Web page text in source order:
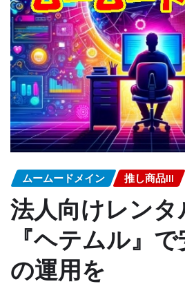
ムームードメイン 推し商品III
法人向けレン
『ヘテムル』
の運用を